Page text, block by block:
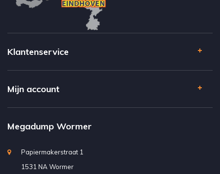
Klantenservice
Mijn account
Megadump Wormer
Papiermakerstraat 1
1531 NA Wormer